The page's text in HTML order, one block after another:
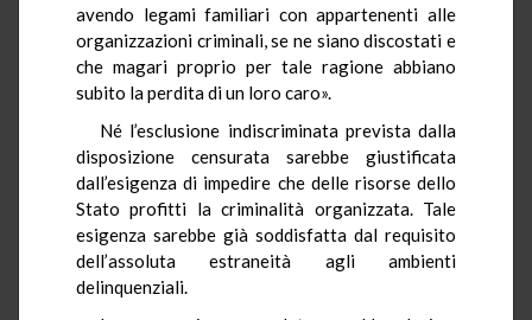
avendo legami familiari con appartenenti alle
organizzazioni criminali, se ne siano discostati e
che magari proprio per tale ragione abbiano
subito la perdita di un loro caro».
Né l’esclusione indiscriminata prevista dalla
disposizione censurata sarebbe giustificata
dall’esigenza di impedire che delle risorse dello
Stato profitti la criminalità organizzata. Tale
esigenza sarebbe già soddisfatta dal requisito
dell’assoluta estraneità agli ambienti
delinquenziali.